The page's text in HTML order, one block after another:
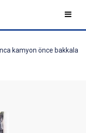
kamyon önce bakkala